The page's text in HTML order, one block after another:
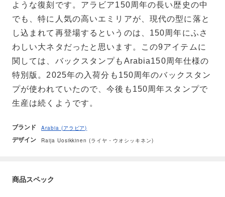
ような復刻です。アラビア150周年の長い歴史の中
でも、特に人気の高いエミリアが、現代の型に落と
し込まれて再登場するというのは、150周年にふさ
わしい大ネタだったと思います。この9アイテムに
関しては、バックスタンプもArabia150周年仕様の
特別版。2025年の入荷分も150周年のバックスタン
プが使われていたので、今後も150周年スタンプで
生産は続くようです。
ブランド Arabia (アラビア)
デザイン Raija Uosikkinen (ライヤ・ウオシッキネン)
商品スペック